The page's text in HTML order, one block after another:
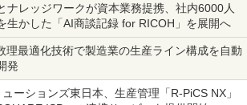
ナレッジワークが資本業務提携、社内6000人
生かした「AI商談記録 for RICOH」を展開へ
理最適化技術で製造業の生産ライン構成を自動
発
ーションズ東日本、生産管理「R-PiCS NX」